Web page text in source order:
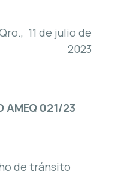
11 de julio de
2023
AMEQ 021/23
de tránsito